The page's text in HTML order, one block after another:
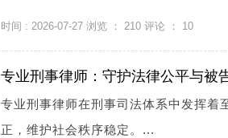
时间 : 2026-07-27 浏览 ： 210 评论 ： 10
专业刑事律师：守护法律公平与被
专业刑事律师在刑事司法体系中发挥着
正，维护社会秩序稳定。...